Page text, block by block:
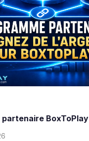
partenaire BoxToPlay